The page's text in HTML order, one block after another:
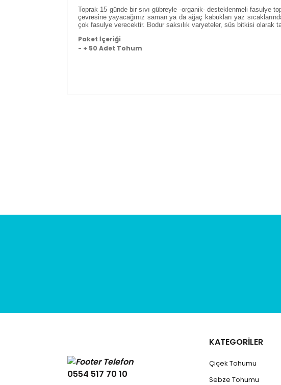
Toprak 15 günde bir sıvı gübreyle -organik- desteklenmeli fasulye
çevresine yayacağınız saman ya da ağaç kabukları yaz
çok fasulye verecektir. Bodur saksılık varyeteler, süs bitkisi olarak
Paket İçeriği
- + 50 Adet Tohum
0554 517 70 10
KATEGORİLER
Çiçek Tohumu
Sebze Tohumu